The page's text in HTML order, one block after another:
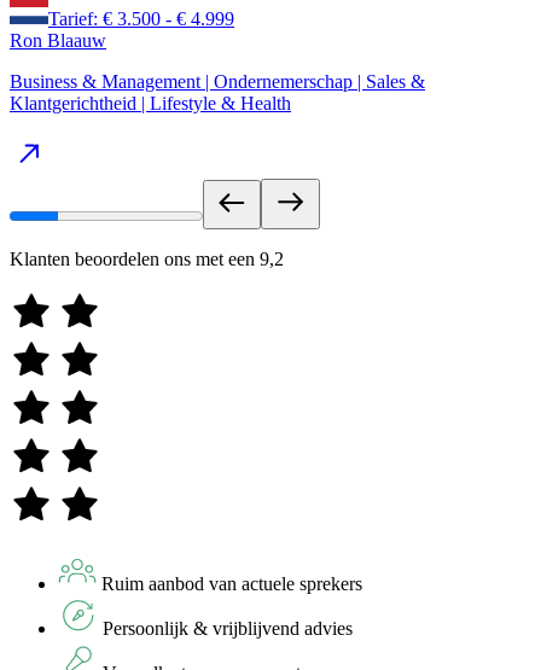
Tarief: € 3.500 - € 4.999
Ron Blaauw
Business & Management | Ondernemerschap | Sales &
Klantgerichtheid | Lifestyle & Health
Klanten beoordelen ons met een 9,2
Ruim aanbod van actuele sprekers
Persoonlijk & vrijblijvend advies